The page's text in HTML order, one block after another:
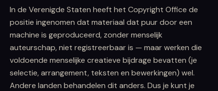
In de Verenigde Staten heeft het Copyright Office de
positie ingenomen dat materiaal dat puur door een
machine is geproduceerd, zonder menselijk
auteurschap, niet registreerbaar is — maar werken die
voldoende menselijke creatieve bijdrage bevatten (je
selectie, arrangement, teksten en bewerkingen) wel.
Andere landen behandelen dit anders. Dus je kunt je